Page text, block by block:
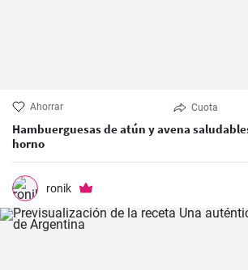
Ahorrar Cuota
Hambuerguesas de atún y avena
horno
ronik